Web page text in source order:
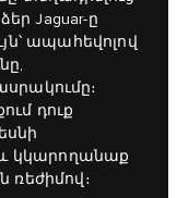
Jaguar-ը
ապահեվոլով
դուք
և կկարողանաք